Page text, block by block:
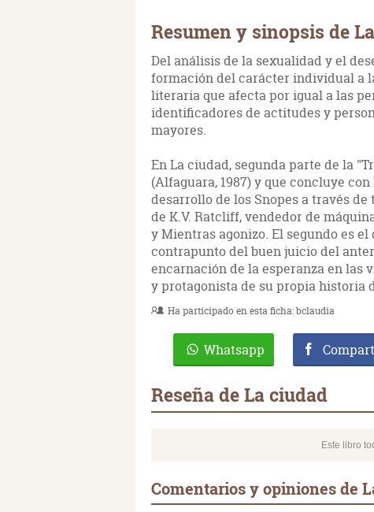
Resumen y sinopsis de
Del análisis de la sexualidad y el
formación del carácter individual a
literaria que afecta por igual a las
identificadores de actitudes y
mayores.
En La ciudad, segunda parte de la
(Alfaguara, 1987) y que concluye
desarrollo de los Snopes a través
de K.V. Ratcliff, vendedor de
y Mientras agonizo. El segundo es
contrapunto del buen juicio del
encarnación de la esperanza en las
y protagonista de su propia historia
Ha participado en esta ficha:bclaudia
Whatsapp
Reseña de La ciudad
Este libro
Comentarios y opiniones de